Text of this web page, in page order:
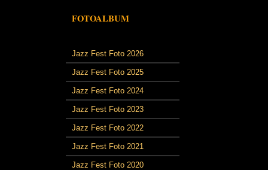
FOTOALBUM
Jazz Fest Foto 2026
Jazz Fest Foto 2025
Jazz Fest Foto 2024
Jazz Fest Foto 2023
Jazz Fest Foto 2022
Jazz Fest Foto 2021
Jazz Fest Foto 2020